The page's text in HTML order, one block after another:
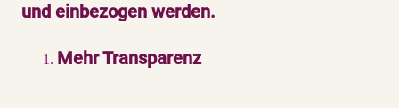
und einbezogen werden.
Mehr Transparenz